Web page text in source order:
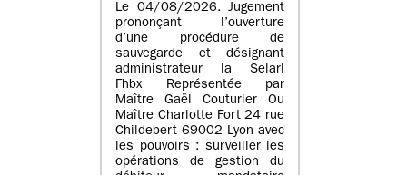
Le 04/08/2026. Jugement
prononçant l’ouverture
d’une procédure de
sauvegarde et désignant
administrateur la Selarl
Fhbx Représentée par
Maître Gaël Couturier Ou
Maître Charlotte Fort 24 rue
Childebert 69002 Lyon avec
les pouvoirs : surveiller les
opérations de gestion du